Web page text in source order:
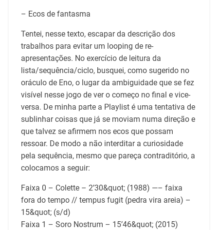
– Ecos de fantasma
Tentei, nesse texto, escapar da descrição dos
trabalhos para evitar um looping de re-
apresentações. No exercício de leitura da
lista/sequência/ciclo, busquei, como sugerido no
oráculo de Eno, o lugar da ambiguidade que se fez
visível nesse jogo de ver o começo no final e vice-
versa. De minha parte a Playlist é uma tentativa de
sublinhar coisas que já se moviam numa direção e
que talvez se afirmem nos ecos que possam
ressoar. De modo a não interditar a curiosidade
pela sequência, mesmo que pareça contraditório, a
colocamos a seguir:
Faixa 0 – Colette – 2’30&quot; (1988) —– faixa
fora do tempo // tempus fugit (pedra vira areia) –
15&quot; (s/d)
Faixa 1 – Soro Nostrum – 15’46&quot; (2015)